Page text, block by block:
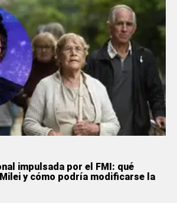
impulsada por el FMI: qué
y cómo podría modificarse la